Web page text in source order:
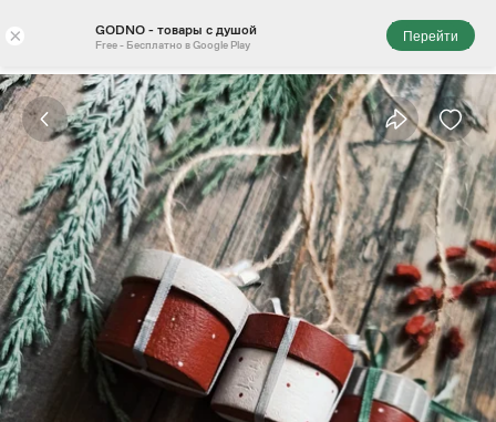
× GODNO - товары с душой
Free - Бесплатно в Google Play
Перейти